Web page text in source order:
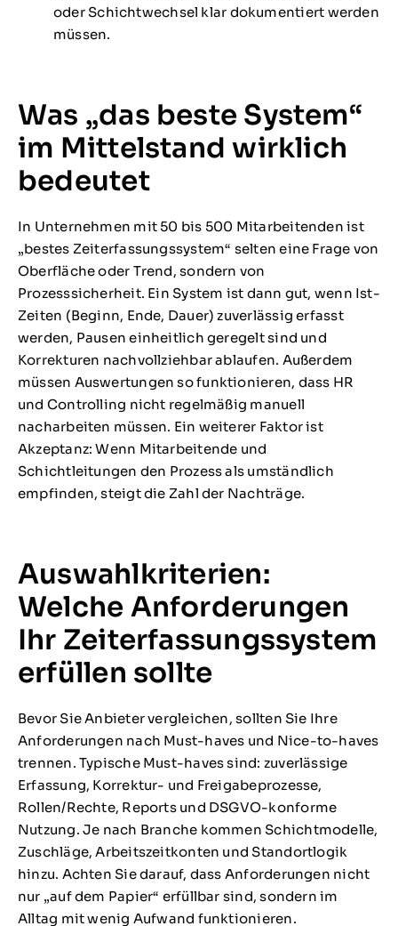
oder Schichtwechsel klar dokumentiert werden
müssen.
Was „das beste System“
im Mittelstand wirklich
bedeutet
In Unternehmen mit 50 bis 500 Mitarbeitenden ist
„bestes Zeiterfassungssystem“ selten eine Frage von
Oberfläche oder Trend, sondern von
Prozesssicherheit. Ein System ist dann gut, wenn Ist-
Zeiten (Beginn, Ende, Dauer) zuverlässig erfasst
werden, Pausen einheitlich geregelt sind und
Korrekturen nachvollziehbar ablaufen. Außerdem
müssen Auswertungen so funktionieren, dass HR
und Controlling nicht regelmäßig manuell
nacharbeiten müssen. Ein weiterer Faktor ist
Akzeptanz: Wenn Mitarbeitende und
Schichtleitungen den Prozess als umständlich
empfinden, steigt die Zahl der Nachträge.
Auswahlkriterien:
Welche Anforderungen
Ihr Zeiterfassungssystem
erfüllen sollte
Bevor Sie Anbieter vergleichen, sollten Sie Ihre
Anforderungen nach Must-haves und Nice-to-haves
trennen. Typische Must-haves sind: zuverlässige
Erfassung, Korrektur- und Freigabeprozesse,
Rollen/Rechte, Reports und DSGVO-konforme
Nutzung. Je nach Branche kommen Schichtmodelle,
Zuschläge, Arbeitszeitkonten und Standortlogik
hinzu. Achten Sie darauf, dass Anforderungen nicht
nur „auf dem Papier“ erfüllbar sind, sondern im
Alltag mit wenig Aufwand funktionieren.